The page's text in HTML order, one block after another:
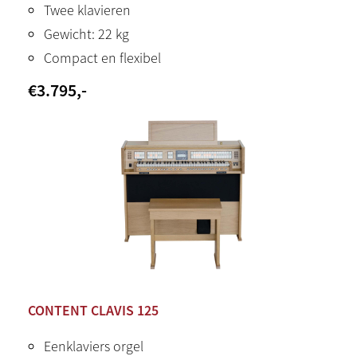
Twee klavieren
Gewicht: 22 kg
Compact en flexibel
€3.795,-
CONTENT CLAVIS 125
Eenklaviers orgel